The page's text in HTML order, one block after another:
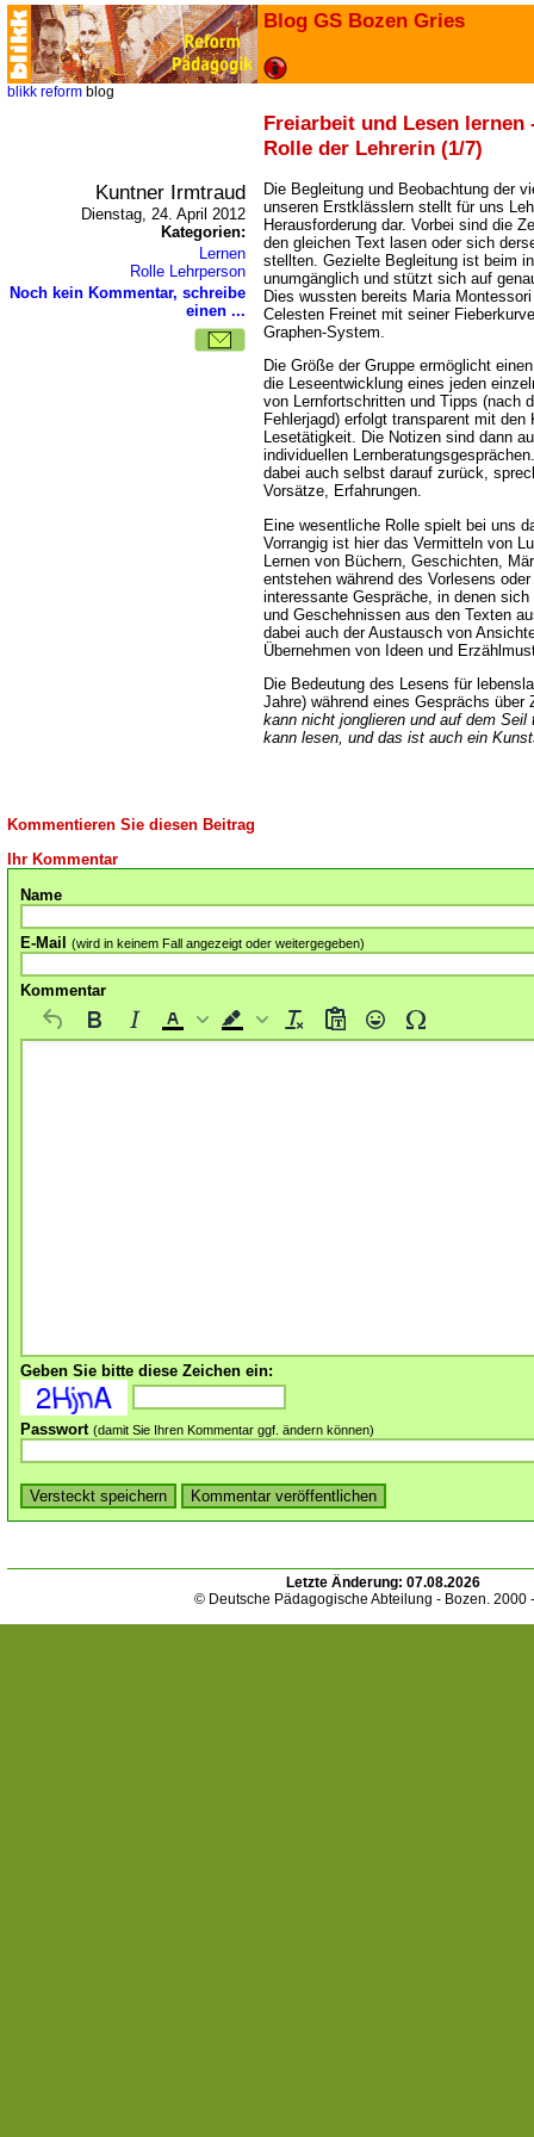
Blog GS Bozen Gries
blikk reform blog
Freiarbeit und Lesen lernen
Rolle der Lehrerin (1/7)
Kuntner Irmtraud
Dienstag, 24. April 2012
Kategorien:
Lernen
Rolle Lehrperson
Noch kein Kommentar, schreibe
einen ...
Die Begleitung und Beobachtung der
unseren Erstklässlern stellt für uns
Herausforderung dar. Vorbei sind die
den gleichen Text lasen oder sich
stellten. Gezielte Begleitung ist beim
unumgänglich und stützt sich auf
Dies wussten bereits Maria
Celesten Freinet mit seiner
Graphen-System.
Die Größe der Gruppe ermöglicht
die Leseentwicklung eines jeden
von Lernfortschritten und Tipps (nach
Fehlerjagd) erfolgt transparent mit
Lesetätigkeit. Die Notizen sind dann
individuellen
dabei auch selbst darauf zurück,
Vorsätze, Erfahrungen.
Eine wesentliche Rolle spielt bei uns
Vorrangig ist hier das Vermitteln von
Lernen von Büchern, Geschichten,
entstehen während des Vorlesens
interessante Gespräche, in denen
und Geschehnissen aus den Texten
dabei auch der Austausch von
Übernehmen von Ideen und
Die Bedeutung des Lesens für
Jahre) während eines Gesprächs
kann nicht jonglieren und auf dem
kann lesen, und das ist auch ein
Kommentieren Sie diesen Beitrag
Ihr Kommentar
Name
E-Mail (wird in keinem Fall angezeigt oder weitergegeben)
Kommentar
Geben Sie bitte diese Zeichen ein:
Passwort (damit Sie Ihren Kommentar ggf. ändern können)
Letzte Änderung: 07.08.2026
© Deutsche Pädagogische Abteilung - Bozen. 2000